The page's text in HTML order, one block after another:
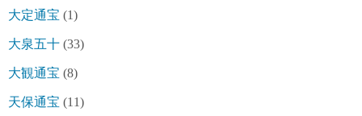
大定通宝 (1)
大泉五十 (33)
大観通宝 (8)
天保通宝 (11)